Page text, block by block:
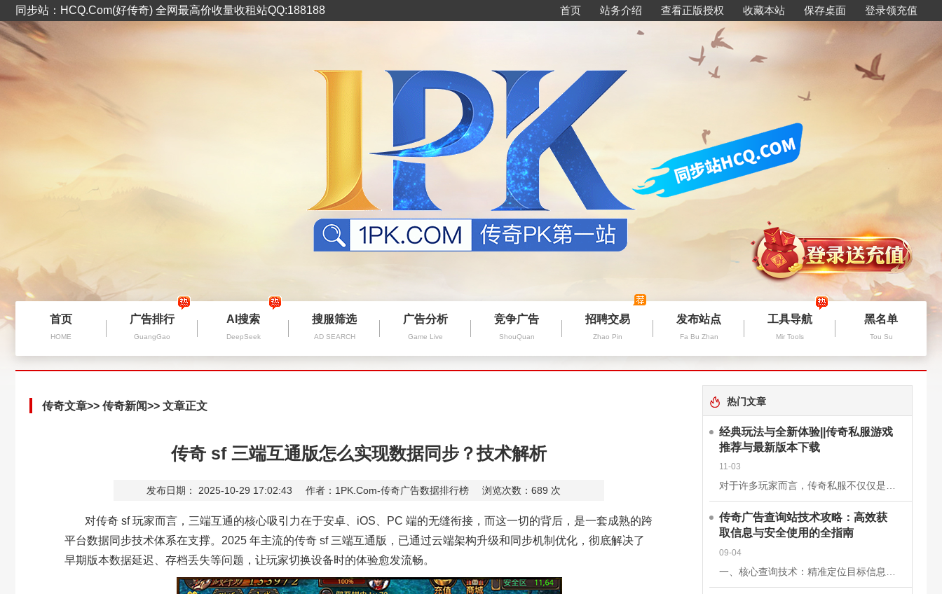
同步站：HCQ.Com(好传奇) 全网最高价收量收租站QQ:188188 首页 站务介绍 查看正版授权 收藏本站 保存桌面 登录领充值
首页
HOME
广告排行
GuangGao
AI搜索
DeepSeek
搜服筛选
AD SEARCH
广告分析
Game Live
竞争广告
ShouQuan
招聘交易
Zhao Pin
发布站点
Fa Bu Zhan
工具导航
Mir Tools
黑名单
Tou Su
传奇文章>> 传奇新闻>> 文章正文
传奇 sf 三端互通版怎么实现数据同步？技术解析
发布日期： 2025-10-29 17:02:43 作者：1PK.Com-传奇广告数据排行榜 浏览次数： 689 次
对传奇 sf玩家而言，三端互通的核心吸引力在于安卓、 iOS PC端的无缝衔接，而这一切的背后，是一套成熟的跨
平台数据同步技术体系在支撑。 2025 年主流的传奇 sf 三端互通版，已通过云端架构升级和同步机制优化，彻底解决了
早期版本数据延迟、存档丢失等问题，让玩家切换设备时的体验愈发流畅。
热门文章
经典玩法与全新体验||传奇私服游戏
推荐与最新版本下载
11-03
对于许多玩家而言，传奇私服不仅仅是一款游戏，更是一段青春的回忆。它继承了经典《传奇》的核心玩法，保留了战士、法师、道士三大职业的经典设定，同时在画面、操作和系统上进行了优化升级，让老玩家找回曾经的激情
传奇广告查询站技术攻略：高效获
取信息与安全使用的全指南
09-04